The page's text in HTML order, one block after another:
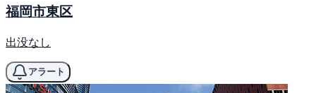
福岡市東区
出没なし
アラート